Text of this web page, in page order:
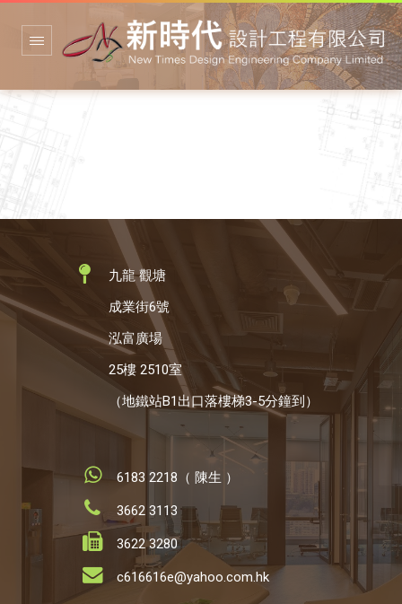
九龍 觀塘
成業街6號
泓富廣場
25樓 2510室
（地鐵站B1出口落樓梯3-5分鐘到）
6183 2218（ 陳生 ）
3662 3113
3622 3280
c616616e@yahoo.com.hk